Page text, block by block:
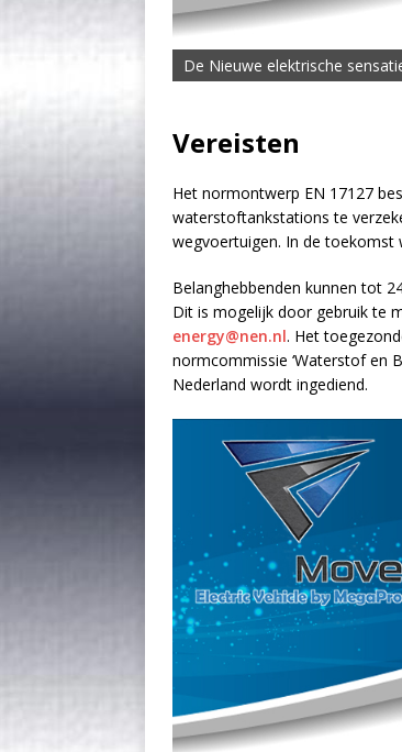
De Nieuwe elektrische
Vereisten
Het normontwerp EN 17127
waterstoftankstations te
wegvoertuigen. In de toekomst
Belanghebbenden kunnen tot
Dit is mogelijk door gebruik te
energy@nen.nl. Het
normcommissie ‘Waterstof en
Nederland wordt ingediend.